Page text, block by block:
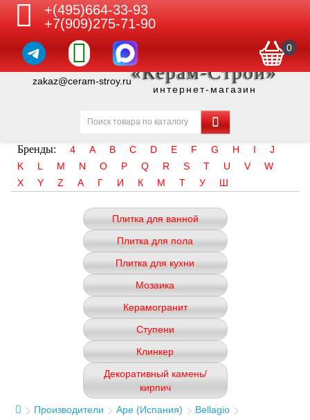
+(495)664-33-93
+7(909)275-71-90
0
zakaz@ceram-stroy.ru«Керам-Строй»
интернет-магазин
Бренды: 4 A B C D E F G H I
J
K
L M N O P Q R S T U V
W
X
Y Z А Г И К М Т У Ш
Плитка для ванной
Плитка для пола
Плитка для кухни
Мозаика
Керамогранит
Ступени
Клинкер
Декоративный камень/
кирпич
Производители
Ape (Испания) Bellagio